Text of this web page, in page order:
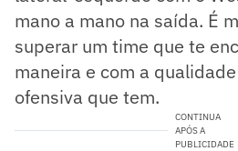
mano a mano na saída. É
superar um time que te
maneira e com a
ofensiva que tem.
CONTINUA
APÓS A
PUBLICIDADE